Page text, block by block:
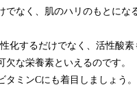
でなく、肌のハリのもとにな
化するだけでなく、活性酸
な栄養素といえるのです。
ミンCにも着目しましょう。